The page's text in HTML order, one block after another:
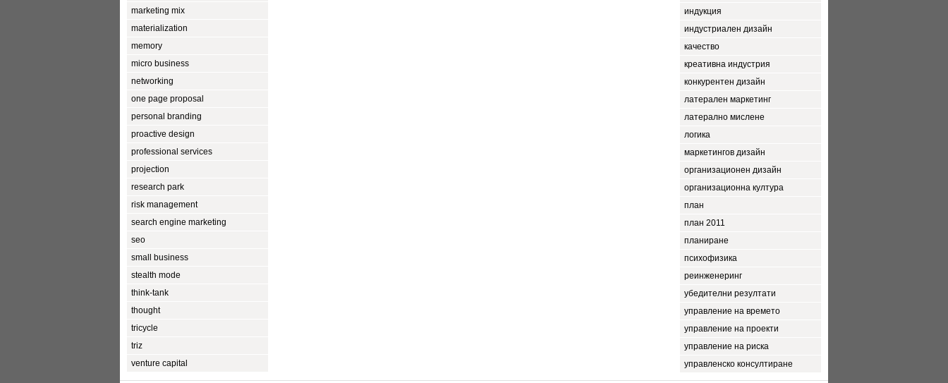
marketing mix
materialization
memory
micro business
networking
one page proposal
personal branding
proactive design
professional services
projection
research park
risk management
search engine marketing
seo
small business
stealth mode
think-tank
thought
tricycle
triz
venture capital
индукция
индустриален дизайн
качество
креативна индустрия
конкурентен дизайн
латерален маркетинг
латерално мислене
логика
маркетингов дизайн
организационен дизайн
организационна култура
план
план 2011
планиране
психофизика
реинженеринг
убедителни резултати
управление на времето
управление на проекти
управление на риска
управленско консултиране